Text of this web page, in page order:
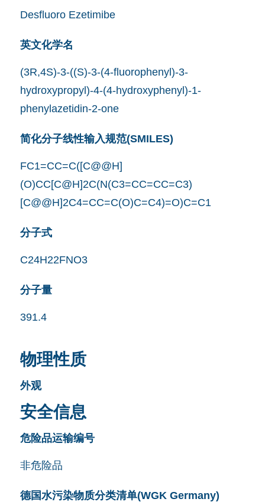
Desfluoro Ezetimibe
英文化学名
(3R,4S)-3-((S)-3-(4-fluorophenyl)-3-
hydroxypropyl)-4-(4-hydroxyphenyl)-1-
phenylazetidin-2-one
简化分子线性输入规范(SMILES)
FC1=CC=C([C@@H]
(O)CC[C@H]2C(N(C3=CC=CC=C3)
[C@@H]2C4=CC=C(O)C=C4)=O)C=C1
分子式
C24H22FNO3
分子量
391.4
物理性质
外观
安全信息
危险品运输编号
非危险品
德国水污染物质分类清单(WGK Germany)